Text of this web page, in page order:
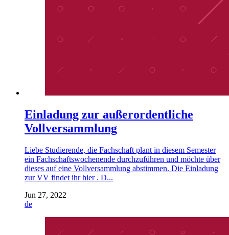
Einladung zur außerordentliche
Vollversammlung
Liebe Studierende, die Fachschaft plant in diesem Semester
ein Fachschaftswochenende durchzuführen und möchte über
dieses auf eine Vollversammlung abstimmen. Die Einladung
zur VV findet ihr hier . D...
Jun 27, 2022
de